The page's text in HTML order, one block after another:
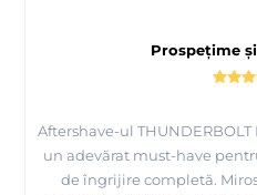
Prospețime
Aftershave-ul THUNDERBOLT
un adevărat must-have
de îngrijire completă.